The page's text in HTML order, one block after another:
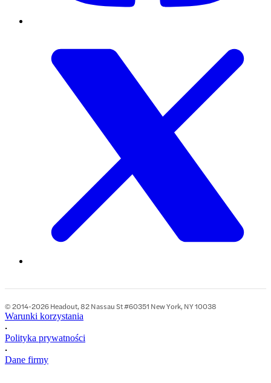
© 2014-2026 Headout, 82 Nassau St #60351 New York, NY 10038
Warunki korzystania
•
Polityka prywatności
•
Dane firmy